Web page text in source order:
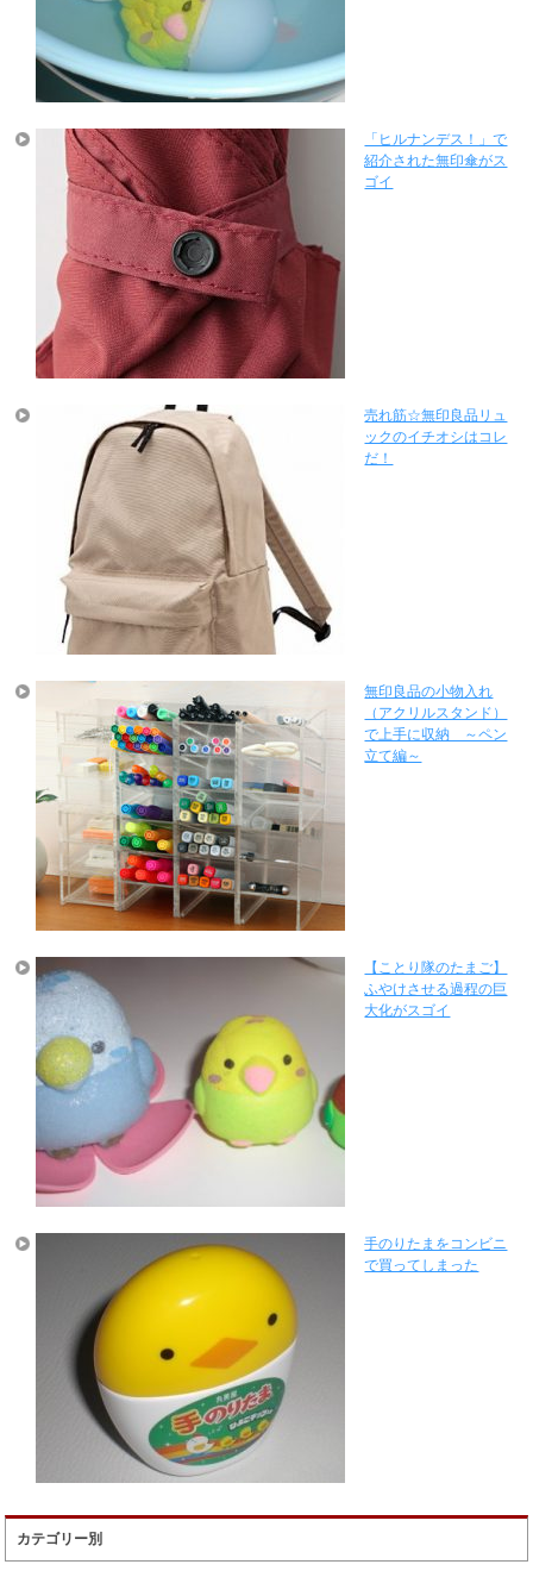
「ヒルナンデス！」で
紹介された無印傘がス
ゴイ
売れ筋☆無印良品リュ
ックのイチオシはコレ
だ！
無印良品の小物入れ
（アクリルスタンド）
で上手に収納 ～ペン
立て編～
【ことり隊のたまご】
ふやけさせる過程の巨
大化がスゴイ
手のりたまをコンビニ
で買ってしまった
カテゴリー別